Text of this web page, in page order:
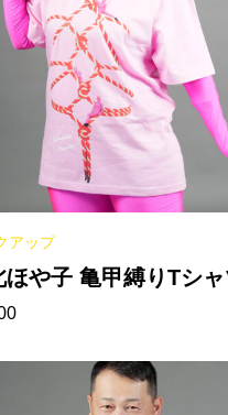
アップ
ほや子 亀甲縛りTシ
ンク］